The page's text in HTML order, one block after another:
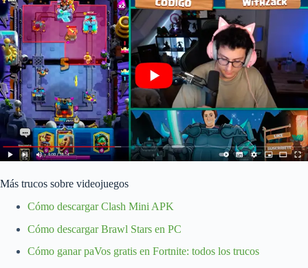
Más trucos sobre videojuegos
Cómo descargar Clash Mini APK
Cómo descargar Brawl Stars en PC
Cómo ganar paVos gratis en Fortnite: todos los trucos